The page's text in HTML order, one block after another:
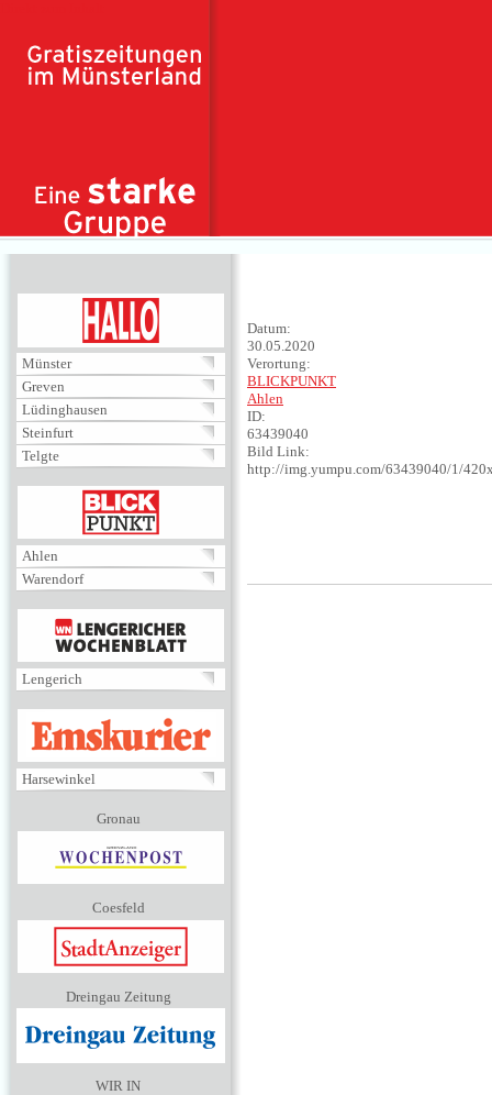
Münster
Greven
Lüdinghausen
Steinfurt
Telgte
BLICKPUNKT
Ahlen
Warendorf
MENÜ
Lengerich
EMSKURIER
Harsewinkel
Gronau
Coesfeld
Dreingau Zeitung
WIR IN
Datum:
30.05.2020
Verortung:
BLICKPUNKT
Ahlen
ID:
63439040
Bild Link:
http://img.yumpu.com/63439040/1/